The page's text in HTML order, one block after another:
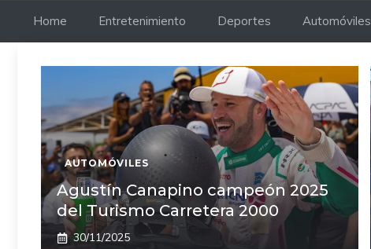
Home Entretenimiento Deportes Automóviles
AUTOMÓVILES
Agustín Canapino campeón 2025
del Turismo Carretera 2000
30/11/2025